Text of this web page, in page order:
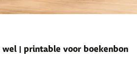
| printable voor boekenbon